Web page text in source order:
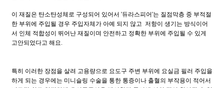
이 재질은 탄소탄성체로 구성되어 있어서 '듀라스피어'는 질점막층 중 부적절
한 부위에 주입될 경우 주입자체가 아예 되지 않고 저항이 생기는 방식이어
서 인체 적합성이 뛰어난 재질이며 안전하고 정확한 부위에 주입될 수 있게
고안되었다고 해요.
특히 이러한 장점을 살려 고용량으로 요도구 주변 부위에 요실금 필러 주입을
하게 되는 경우에는 미니슬링 수술을 통한 통증이나 출혈의 부작용이 적어서